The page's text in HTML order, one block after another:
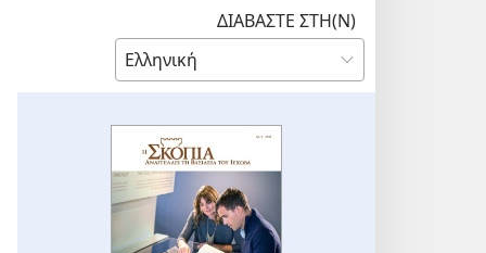
ΔΙΑΒΑΣΤΕ ΣΤΗ(Ν)